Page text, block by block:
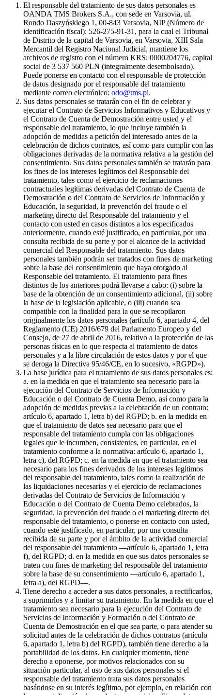
El responsable del tratamiento de sus datos personales es
OANDA TMS Brokers S.A., con sede en Varsovia, ul.
Rondo Daszyńskiego 1, 00-843 Varsovia, NIP (Número de
identificación fiscal): 526-275-91-31, para la cual el Tribunal
de Distrito de la capital de Varsovia, en Varsovia, XIII Sala
Mercantil del Registro Nacional Judicial, mantiene los
archivos de registro con el número KRS: 0000204776, capital
social de 3 537 560 PLN (integralmente desembolsado).
Puede ponerse en contacto con el responsable de protección
de datos designado por el responsable del tratamiento
mediante correo electrónico: odo@tms.pl.
Sus datos personales se tratarán con el fin de celebrar y
ejecutar el Contrato de Servicios Informativos y Educativos y
el Contrato de Cuenta de Demostración entre usted y el
responsable del tratamiento, lo que incluye también la
adopción de medidas a petición del interesado antes de la
celebración de dichos contratos, así como para cumplir con las
obligaciones derivadas de la normativa relativa a la gestión del
consentimiento. Sus datos personales también se tratarán para
los fines de los intereses legítimos del Responsable del
tratamiento, tales como el ejercicio de reclamaciones
contractuales legítimas derivadas del Contrato de Cuenta de
Demostración o del Contrato de Servicios de Información y
Educación, la seguridad, la prevención del fraude o el
marketing directo del Responsable del tratamiento y el
contacto con usted en casos distintos a los especificados
anteriormente, cuando esté justificado, en particular, por una
consulta recibida de su parte y por el alcance de la actividad
comercial del Responsable del tratamiento. Sus datos
personales también podrán ser tratados con fines de marketing
sobre la base del consentimiento que haya otorgado al
Responsable del tratamiento. El tratamiento para fines
distintos de los anteriores podrá llevarse a cabo: (i) sobre la
base de la obtención de un consentimiento adicional, (ii) sobre
la base de la legislación aplicable, o (iii) cuando sea
compatible con la finalidad para la que se recopilaron
originalmente los datos personales (artículo 6, apartado 4, del
Reglamento (UE) 2016/679 del Parlamento Europeo y del
Consejo, de 27 de abril de 2016, relativo a la protección de las
personas físicas en lo que respecta al tratamiento de datos
personales y a la libre circulación de estos datos y por el que
se deroga la Directiva 95/46/CE, en lo sucesivo, «RGPD»).
La base jurídica para el tratamiento de sus datos personales es:
a. en la medida en que el tratamiento sea necesario para la
ejecución del Contrato de Servicios de Información y
Educación o del Contrato de Cuenta Demo, así como para la
adopción de medidas previas a la celebración de un contrato:
artículo 6, apartado 1, letra b) del RGPD; b. en la medida en
que el tratamiento de datos sea necesario para que el
responsable del tratamiento cumpla con las obligaciones
legales que le incumben, consistentes, en particular, en el
tratamiento conforme a la normativa: artículo 6, apartado 1,
letra c), del RGPD; c. en la medida en que el tratamiento sea
necesario para los fines derivados de los intereses legítimos
del responsable del tratamiento, tales como la realización de
las liquidaciones necesarias y el ejercicio de reclamaciones
derivadas del Contrato de Servicios de Información y
Educación o del Contrato de Cuenta Demo celebrados, la
seguridad, la prevención del fraude o el marketing directo del
responsable del tratamiento, o ponerse en contacto con usted,
cuando esté justificado, en particular, por una consulta
recibida de su parte y por el ámbito de la actividad comercial
del responsable del tratamiento —artículo 6, apartado 1, letra
f), del RGPD; d. en la medida en que sus datos personales se
traten con fines de marketing del responsable del tratamiento
sobre la base de su consentimiento —artículo 6, apartado 1,
letra a), del RGPD—.
Tiene derecho a acceder a sus datos personales, a rectificarlos,
a suprimirlos y a limitar su tratamiento. En la medida en que el
tratamiento sea necesario para la ejecución del Contrato de
Servicios de Información y Formación o del Contrato de
Cuenta de Demostración en el que sea parte, o para atender su
solicitud antes de la celebración de dichos contratos (artículo
6, apartado 1, letra b) del RGPD), también tiene derecho a la
portabilidad de los datos. En cualquier momento, tiene
derecho a oponerse, por motivos relacionados con su
situación particular, al uso de sus datos personales si el
responsable del tratamiento trata sus datos personales
basándose en su interés legítimo, por ejemplo, en relación con